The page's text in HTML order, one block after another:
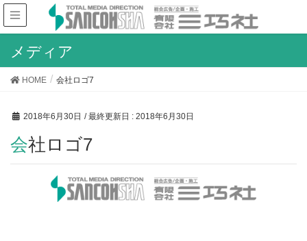
メディア
HOME 会社ロゴ7
2018年6月30日 / 最終更新日 : 2018年6月30日
会社ロゴ7